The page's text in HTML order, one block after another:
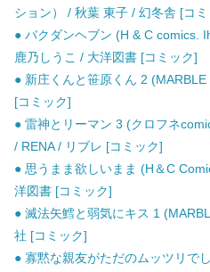
ション） / 秋葉 東子 / 幻冬舎 [コ
● バクダンヘブン (H & C comics.
鹿乃しうこ / 大洋図書 [コミック]
● 新庄くんと笹原くん 2
[コミック]
● 雷神とリーマン 3 (クロフネ
/ RENA / リブレ [コミック]
● 思うまま欲しいまま (H＆C
洋図書 [コミック]
● 滅法矢鱈と弱気にキス 1
社 [コミック]
● 寡黙な親友がただのムッツリで